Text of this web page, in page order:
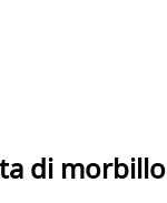
di morbillo